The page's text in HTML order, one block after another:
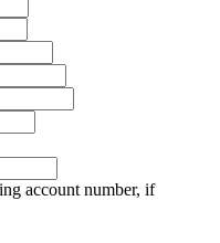
account number, if